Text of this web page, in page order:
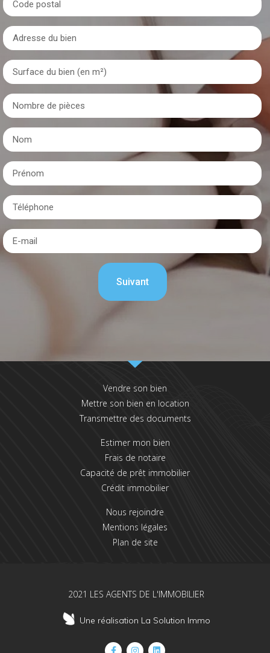
Vendre son bien
Mettre son bien en location
Transmettre des documents
Estimer mon bien
Frais de notaire
Capacité de prêt immobilier
Crédit immobilier
Nous rejoindre
Mentions légales
Plan de site
2021 LES AGENTS DE L'IMMOBILIER
Une réalisation La Solution Immo